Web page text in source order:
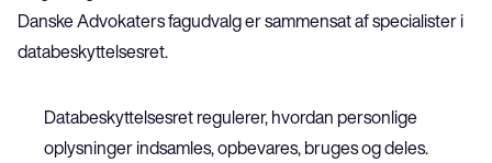
Danske Advokaters fagudvalg er sammensat af specialister i
databeskyttelsesret.
Databeskyttelsesret regulerer, hvordan personlige
oplysninger indsamles, opbevares, bruges og deles.